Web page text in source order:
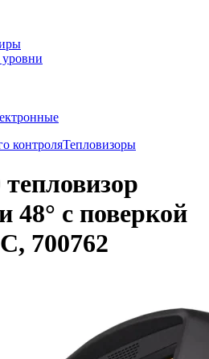
контроляТепловизоры
48° с поверкой
700762